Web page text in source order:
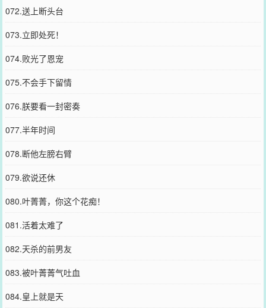
072.送上断头台
073.立即处死！
074.败光了恩宠
075.不会手下留情
076.朕要看一封密奏
077.半年时间
078.断他左膀右臂
079.欲说还休
080.叶菁菁，你这个花痴！
081.活着太难了
082.天杀的前男友
083.被叶菁菁气吐血
084.皇上就是天